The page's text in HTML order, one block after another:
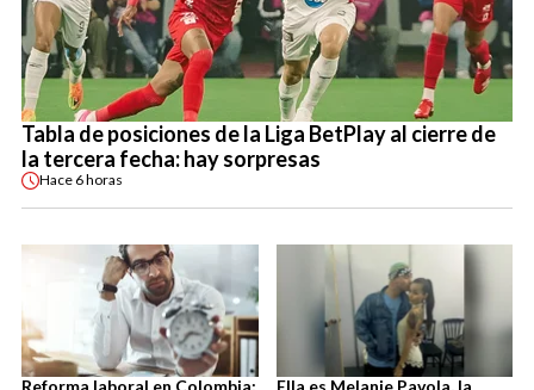
Tabla de posiciones de la Liga BetPlay al cierre de
la tercera fecha: hay sorpresas
Hace 6 horas